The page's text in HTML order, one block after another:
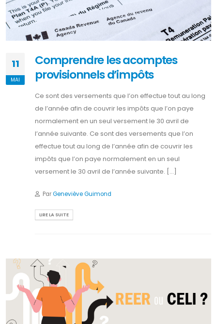
11
MAI
Comprendre les acomptes
provisionnels d’impôts
Ce sont des versements que l’on effectue tout au long
de l’année afin de couvrir les impôts que l’on paye
normalement en un seul versement le 30 avril de
l’année suivante. Ce sont des versements que l’on
effectue tout au long de l’année afin de couvrir les
impôts que l’on paye normalement en un seul
versement le 30 avril de l’année suivante. [...]
ParGeneviève Guimond
LIRE LA SUITE